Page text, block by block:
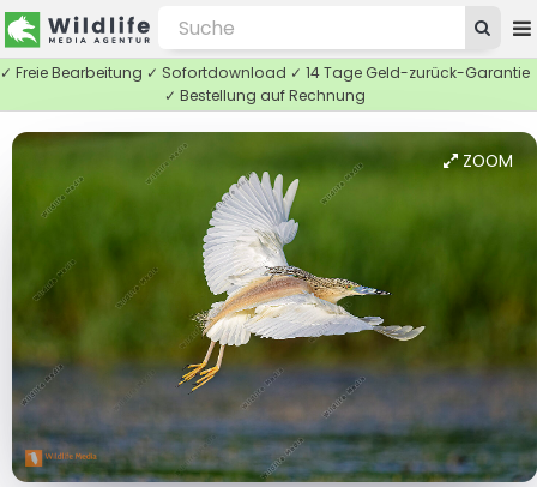
✓ Freie Bearbeitung ✓ Sofortdownload ✓ 14 Tage Geld-zurück-Garantie
✓ Bestellung auf Rechnung
ZOOM